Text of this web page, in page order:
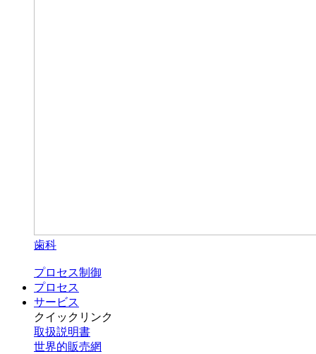
歯科
プロセス制御
プロセス
サービス
クイックリンク
取扱説明書
世界的販売網